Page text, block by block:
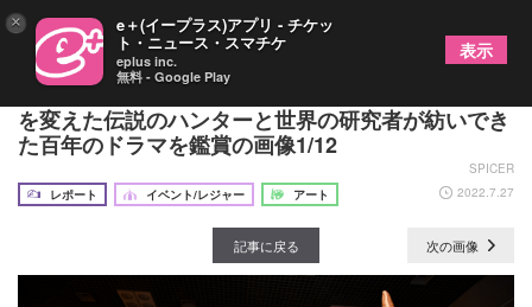
特別展『化石ハンター展』レポート 恐竜の世界史
を変えた伝説のハンターと世界の研究者が紡いでき
た百年のドラマを鑑賞の画像1/12
SPICER
レポート
イベント/レジャー アート 2022.7.27
記事に戻る 次の画像
× e＋(イープラス)アプリ - チケッ
ト・ニュース・スマチケ
eplus inc.
無料 - Google Play
表示